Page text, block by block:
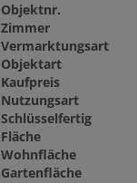
Objektnr.
Zimmer
Vermarktungsart
Objektart
Kaufpreis
Nutzungsart
Schlüsselfertig
Fläche
Wohnfläche
Gartenfläche